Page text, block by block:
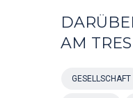
AM
GESELLSCHAFT